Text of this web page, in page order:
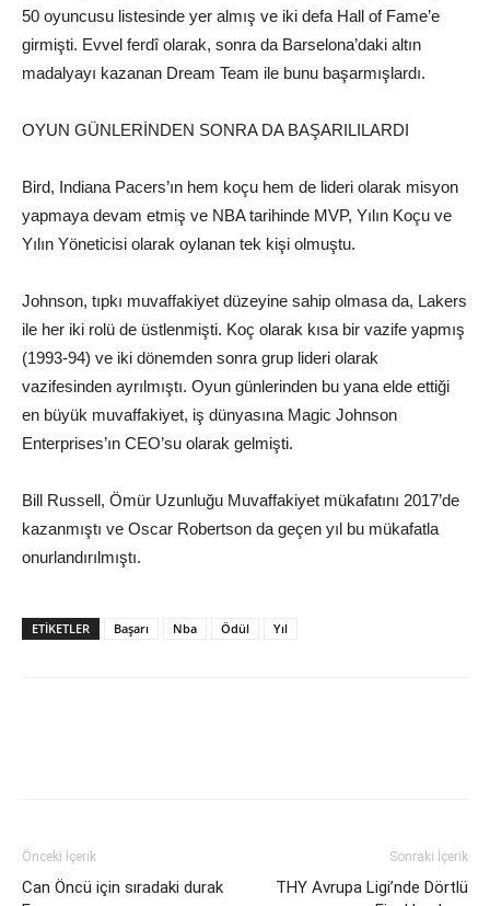
50 oyuncusu listesinde yer almış ve iki defa Hall of Fame’e
girmişti. Evvel ferdî olarak, sonra da Barselona’daki altın
madalyayı kazanan Dream Team ile bunu başarmışlardı.
OYUN GÜNLERİNDEN SONRA DA BAŞARILILARDI
Bird, Indiana Pacers’ın hem koçu hem de lideri olarak misyon
yapmaya devam etmiş ve NBA tarihinde MVP, Yılın Koçu ve
Yılın Yöneticisi olarak oylanan tek kişi olmuştu.
Johnson, tıpkı muvaffakiyet düzeyine sahip olmasa da, Lakers
ile her iki rolü de üstlenmişti. Koç olarak kısa bir vazife yapmış
(1993-94) ve iki dönemden sonra grup lideri olarak
vazifesinden ayrılmıştı. Oyun günlerinden bu yana elde ettiği
en büyük muvaffakiyet, iş dünyasına Magic Johnson
Enterprises’ın CEO’su olarak gelmişti.
Bill Russell, Ömür Uzunluğu Muvaffakiyet mükafatını 2017’de
kazanmıştı ve Oscar Robertson da geçen yıl bu mükafatla
onurlandırılmıştı.
ETIKETLER Başarı Nba Ödül Yıl
Önceki İçerik
Can Öncü için sıradaki durak
Sonraki İçerik
THY Avrupa Ligi’nde Dörtlü